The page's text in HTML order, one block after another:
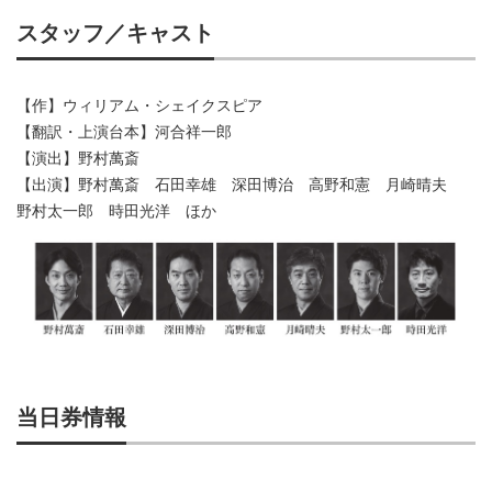
スタッフ／キャスト
【作】ウィリアム・シェイクスピア
【翻訳・上演台本】河合祥一郎
【演出】野村萬斎
【出演】野村萬斎 石田幸雄 深田博治 高野和憲 月崎晴夫
野村太一郎 時田光洋 ほか
当日券情報